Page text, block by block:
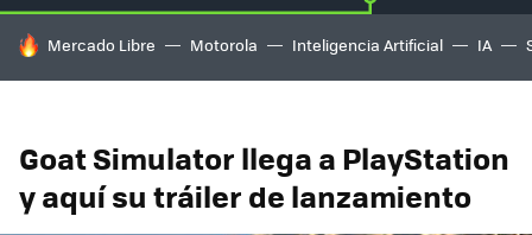
HOY SE HABLA DE
Mercado Libre Motorola Inteligencia Artificial IA
Goat Simulator llega a PlayStation
y aquí su tráiler de lanzamiento